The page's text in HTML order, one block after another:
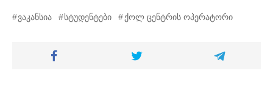
ვაკანსია სტუდენტები ქოლ ცენტრის ოპერატორი